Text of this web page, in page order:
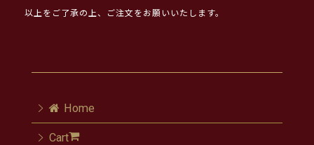
以上をご了承の上、ご注文をお願いいたします。
Home
Cart